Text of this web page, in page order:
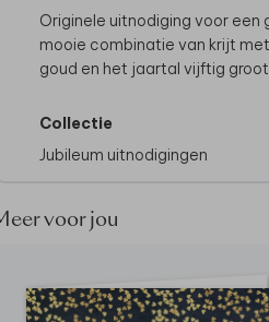
Originele uitnodiging voor een
mooie combinatie van krijt
goud en het jaartal vijftig
Collectie
Jubileum uitnodigingen
voor jou